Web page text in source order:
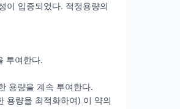
이 입증되었다. 적정용량의
투여한다.
용량을 계속 투여한다.
용량을 최적화하여) 이 약의